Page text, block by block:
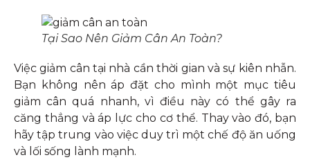
Tại Sao Nên Giảm Cân An Toàn?
Việc giảm cân tại nhà cần thời gian và sự kiên nhẫn.
Bạn không nên áp đặt cho mình một mục tiêu
giảm cân quá nhanh, vì điều này có thể gây ra
căng thẳng và áp lực cho cơ thể. Thay vào đó, bạn
hãy tập trung vào việc duy trì một chế độ ăn uống
và lối sống lành mạnh.